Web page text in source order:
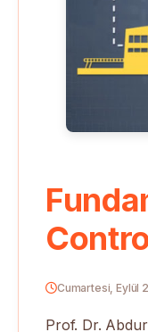
Cumartesi, Eylül
Prof. Dr.